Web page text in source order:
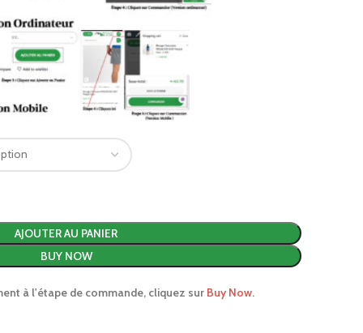
AJOUTER AU PANIER
BUY NOW
à l'étape de commande, cliquez sur Buy Now.